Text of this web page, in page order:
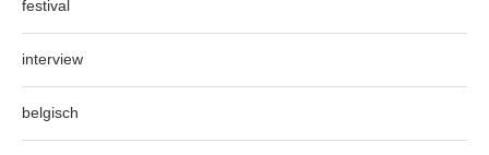
festival
interview
belgisch